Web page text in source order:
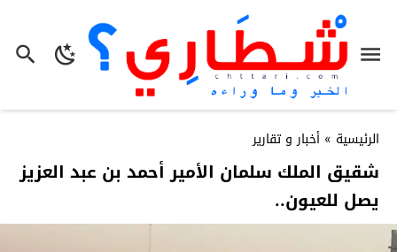
الرئيسية » أخبار و تقارير
شقيق الملك سلمان الأمير أحمد بن عبد العزيز
يصل للعيون..